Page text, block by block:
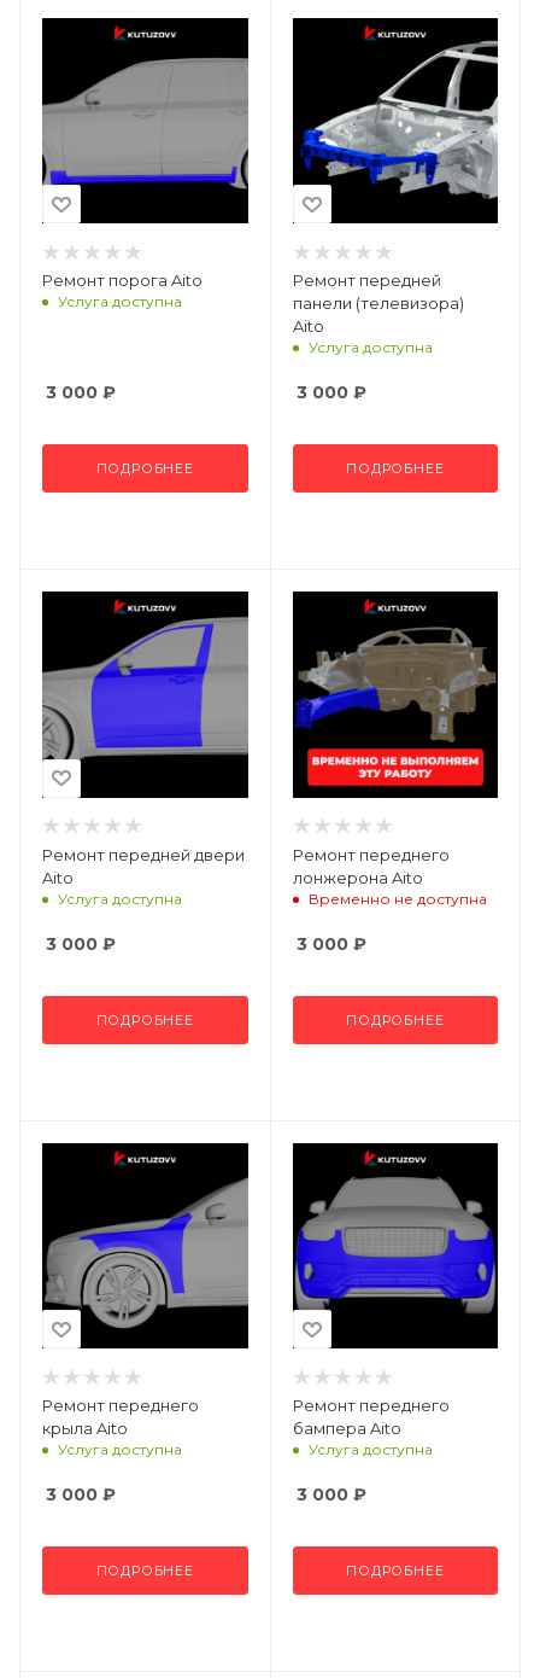
Ремонт порога Aito
Услуга доступна
3 000 ₽
ПОДРОБНЕЕ
Ремонт передней
панели (телевизора)
Aito
Услуга доступна
3 000₽
ПОДРОБНЕЕ
Ремонт передней двери
Aito
Услуга доступна
3 000 ₽
ПОДРОБНЕЕ
Ремонт переднего
лонжерона Aito
Временно не доступна
3 000₽
ПОДРОБНЕЕ
Ремонт переднего
крыла Aito
Услуга доступна
3 000 ₽
ПОДРОБНЕЕ
Ремонт переднего
бампера Aito
Услуга доступна
3 000₽
ПОДРОБНЕЕ